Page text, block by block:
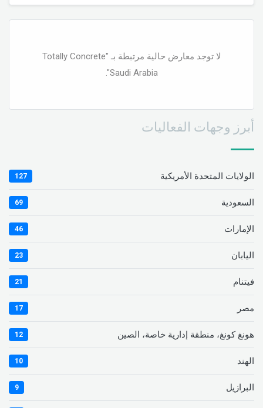
لا توجد معارض حالية مرتبطة بـ "Totally Concrete
Saudi Arabia".
أبرز وجهات الفعاليات
الولايات المتحدة الأمريكية 127
السعودية 69
الإمارات 46
اليابان 23
فيتنام 21
مصر 17
هونغ كونغ، منطقة إدارية خاصة، الصين 12
الهند 10
البرازيل 9